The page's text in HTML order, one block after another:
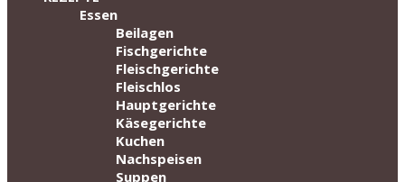
Essen
Beilagen
Fischgerichte
Fleischgerichte
Fleischlos
Hauptgerichte
Käsegerichte
Kuchen
Nachspeisen
Suppen